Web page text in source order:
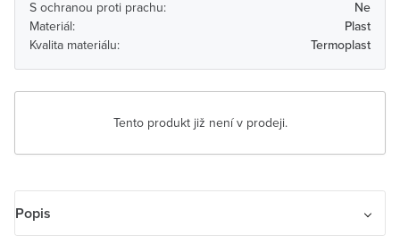
S ochranou proti prachu:
Ne
Materiál:
Plast
Kvalita materiálu:
Termoplast
Tento produkt již není v prodeji.
Popis